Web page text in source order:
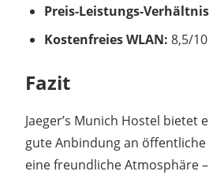
Preis-Leistungs-
Kostenfreies WLAN: 8,5/10
Fazit
Jaeger’s Munich Hostel bietet
gute Anbindung an
eine freundliche Atmosphäre